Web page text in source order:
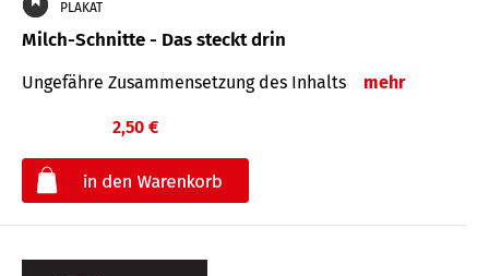
PLAKAT
Milch-Schnitte - Das steckt drin
Ungefähre Zu­sammen­setzung des Inhalts mehr
2,50 €